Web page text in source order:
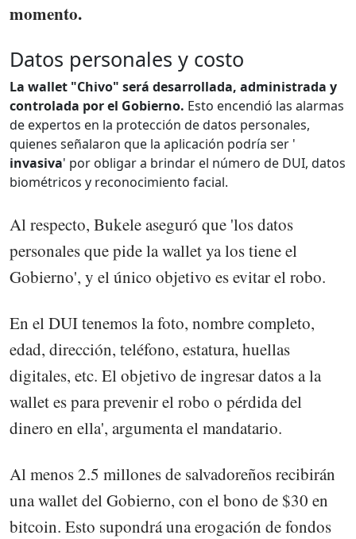
momento.
Datos personales y costo
La wallet "Chivo" será desarrollada, administrada y
controlada por el Gobierno. Esto encendió las alarmas
de expertos en la protección de datos personales,
quienes señalaron que la aplicación podría ser '
invasiva' por obligar a brindar el número de DUI, datos
biométricos y reconocimiento facial.
Al respecto, Bukele aseguró que 'los datos
personales que pide la wallet ya los tiene el
Gobierno', y el único objetivo es evitar el robo.
En el DUI tenemos la foto, nombre completo,
edad, dirección, teléfono, estatura, huellas
digitales, etc. El objetivo de ingresar datos a la
wallet es para prevenir el robo o pérdida del
dinero en ella', argumenta el mandatario.
Al menos 2.5 millones de salvadoreños recibirán
una wallet del Gobierno, con el bono de $30 en
bitcoin. Esto supondrá una erogación de fondos